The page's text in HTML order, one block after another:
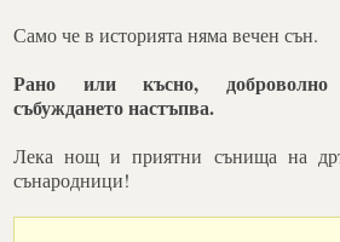
Само че в историята няма вечен сън.
Рано или късно, доброволно
събуждането настъпва.
Лека нощ и приятни сънища на
сънародници!